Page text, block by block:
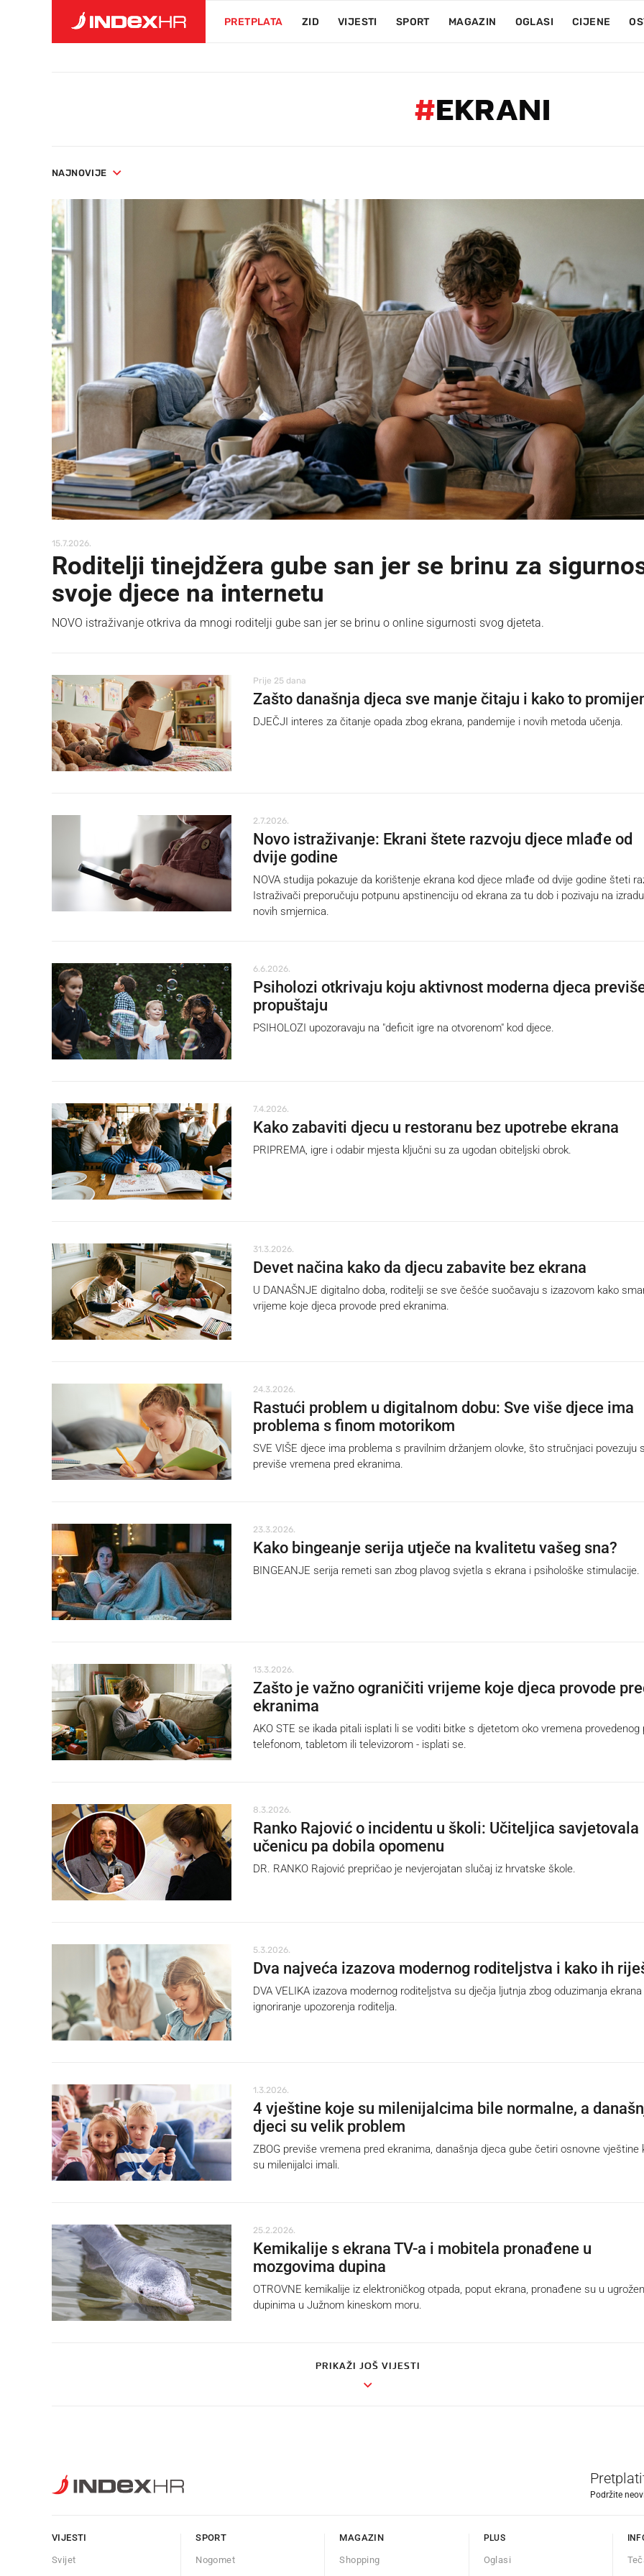
PRETPLATA ZID VIJESTI SPORT MAGAZIN OGLASI CIJENE
#EKRANI
NAJNOVIJE
15.7.2026.
Roditelji tinejdžera gube san jer se brinu za
svoje djece na internetu
NOVO istraživanje otkriva da mnogi roditelji gube san jer se brinu o online sigurnosti svog djeteta.
Prije 25 dana
Zašto današnja djeca sve manje čitaju i kako to
DJEČJI interes za čitanje opada zbog ekrana, pandemije i novih metoda učenja.
2.7.2026.
Novo istraživanje: Ekrani štete razvoju djece mlađe od
dvije godine
NOVA studija pokazuje da korištenje ekrana kod djece mlađe od dvije godine šteti
Istraživači preporučuju potpunu apstinenciju od ekrana za tu dob i pozivaju na izradu
novih smjernica.
6.6.2026.
Psiholozi otkrivaju koju aktivnost moderna djeca
propuštaju
PSIHOLOZI upozoravaju na "deficit igre na otvorenom" kod djece.
7.4.2026.
Kako zabaviti djecu u restoranu bez upotrebe ekrana
PRIPREMA, igre i odabir mjesta ključni su za ugodan obiteljski obrok.
31.3.2026.
Devet načina kako da djecu zabavite bez ekrana
U DANAŠNJE digitalno doba, roditelji se sve češće suočavaju s izazovom kako
vrijeme koje djeca provode pred ekranima.
24.3.2026.
Rastući problem u digitalnom dobu: Sve više djece ima
problema s finom motorikom
SVE VIŠE djece ima problema s pravilnim držanjem olovke, što stručnjaci povezuju
previše vremena pred ekranima.
23.3.2026.
Kako bingeanje serija utječe na kvalitetu vašeg sna?
BINGEANJE serija remeti san zbog plavog svjetla s ekrana i psihološke stimulacije.
13.3.2026.
Zašto je važno ograničiti vrijeme koje djeca provode
ekranima
AKO STE se ikada pitali isplati li se voditi bitke s djetetom oko vremena provedenog
telefonom, tabletom ili televizorom - isplati se.
8.3.2026.
Ranko Rajović o incidentu u školi: Učiteljica savjetovala
učenicu pa dobila opomenu
DR. RANKO Rajović prepričao je nevjerojatan slučaj iz hrvatske škole.
5.3.2026.
Dva najveća izazova modernog roditeljstva i kako ih
DVA VELIKA izazova modernog roditeljstva su dječja ljutnja zbog oduzimanja ekrana
ignoriranje upozorenja roditelja.
1.3.2026.
4 vještine koje su milenijalcima bile normalne, a
djeci su velik problem
ZBOG previše vremena pred ekranima, današnja djeca gube četiri osnovne vještine
su milenijalci imali.
25.2.2026.
Kemikalije s ekrana TV-a i mobitela pronađene u
mozgovima dupina
OTROVNE kemikalije iz elektroničkog otpada, poput ekrana, pronađene su u
dupinima u Južnom kineskom moru.
PRIKAŽI JOŠ VIJESTI
Podržite
VIJESTI
Svijet
SPORT
Nogomet
MAGAZIN
Shopping
PLUS
Oglasi